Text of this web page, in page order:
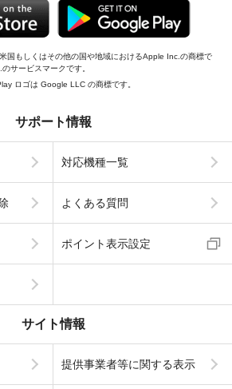
国もしくはその他の国や地域におけるApple Inc.の商標で
サービスマークです。
ロゴは Google LLC の商標です。
サポート情報
対応機種一覧
よくある質問
ポイント表示設定
サイト情報
提供事業者等に関する表示